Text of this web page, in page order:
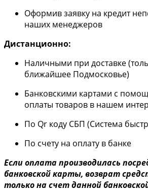
Оформив заявку на кредит
наших менеджеров
Дистанционно:
Наличными при доставке
ближайшее Подмосковье)
Банковскими картами с
оплаты товаров в нашем
По Qr коду СБП (Система
По счету на оплату в банке
Если оплата производилась
банковской карты, возврат
только на счет данной